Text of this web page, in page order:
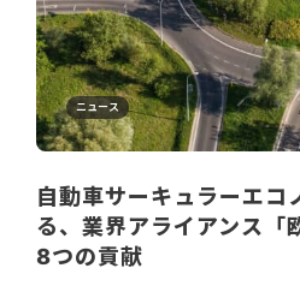
ニュース
自動車サーキュラーエコ
る、業界アライアンス
8つの貢献